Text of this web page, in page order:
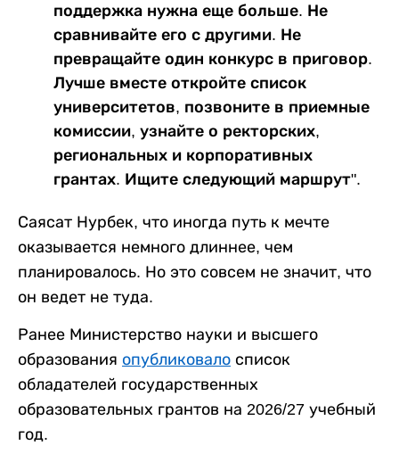
поддержка нужна еще больше. Не
сравнивайте его с другими. Не
превращайте один конкурс в приговор.
Лучше вместе откройте список
университетов, позвоните в приемные
комиссии, узнайте о ректорских,
региональных и корпоративных
грантах. Ищите следующий маршрут".
Саясат Нурбек, что иногда путь к мечте
оказывается немного длиннее, чем
планировалось. Но это совсем не значит, что
он ведет не туда.
Ранее Министерство науки и высшего
образования опубликовало список
обладателей государственных
образовательных грантов на 2026/27 учебный
год.